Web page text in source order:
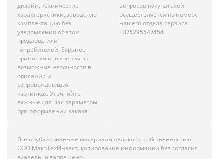
дизайн, технические
характеристики, заводскую
комплектацию без
уведомления об этом
продавца или
потребителей. Заранее
приносим извинения за
возможные неточности в
описании и
сопровождающих
картинках. Уточняйте
важные для Вас параметры
при оформлении заказа.
вопросов покупателей
осуществляется по номеру
нашего отдела сервиса
+375295547454
Все опубликованные материалы являются собственностью
ООО МакоТехИнвест, копирование информации без согласия
владельца запрещено.